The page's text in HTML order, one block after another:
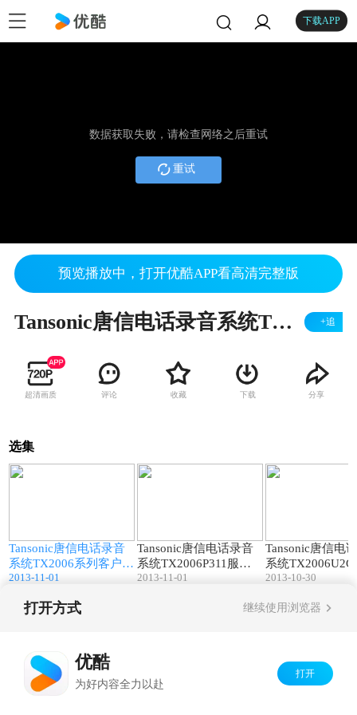
下载APP
数据获取失败，请检查网络之后重试
重试
预览播放中，打开优酷APP看高清完整版
Tansonic唐信电话录音系统TX2006系列客户信息弹屏软件使用方法 +追
超清画质 评论 收藏 下载 分享
选集
Tansonic唐信电话录音
系统TX2006系列客户信
息弹屏软件使用方法
2013-11-01
Tansonic唐信电话录音
系统TX2006P311服务
器端软件使用方法
2013-11-01
Tansonic唐信电
系统
软件使用方法
2013-10-30
打开方式 继续使用浏览器
优酷
为好内容全力以赴
打开